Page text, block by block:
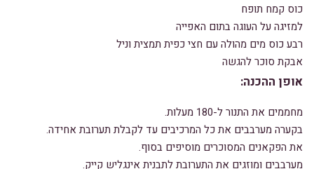
כוס קמח תופח
למזיגה על העוגה בתום האפייה
רבע כוס מים מהולה עם חצי כפית תמצית וניל
אבקת סוכר להגשה
אופן ההכנה:
מחממים את התנור ל-180 מעלות.
בקערה מערבבים את כל המרכיבים עד לקבלת תערובת אחידה.
את הפקאנים המסוכרים מוסיפים בסוף.
מערבבים ומוזגים את התערובת לתבנית אינגליש קייק.